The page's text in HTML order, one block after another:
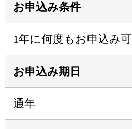
お申込み条件
1年に何度もお申込み可
お申込み期日
通年